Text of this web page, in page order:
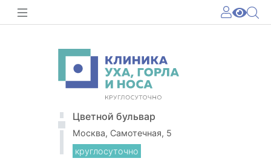
Цветной бульвар
Москва, Самотечная, 5
круглосуточно